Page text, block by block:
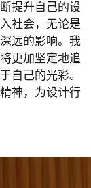
提升自己的设
社会，无论是
远的影响。我
更加坚定地追
自己的光彩。
神，为设计行